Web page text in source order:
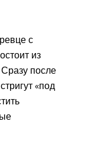
с
из
после
«под